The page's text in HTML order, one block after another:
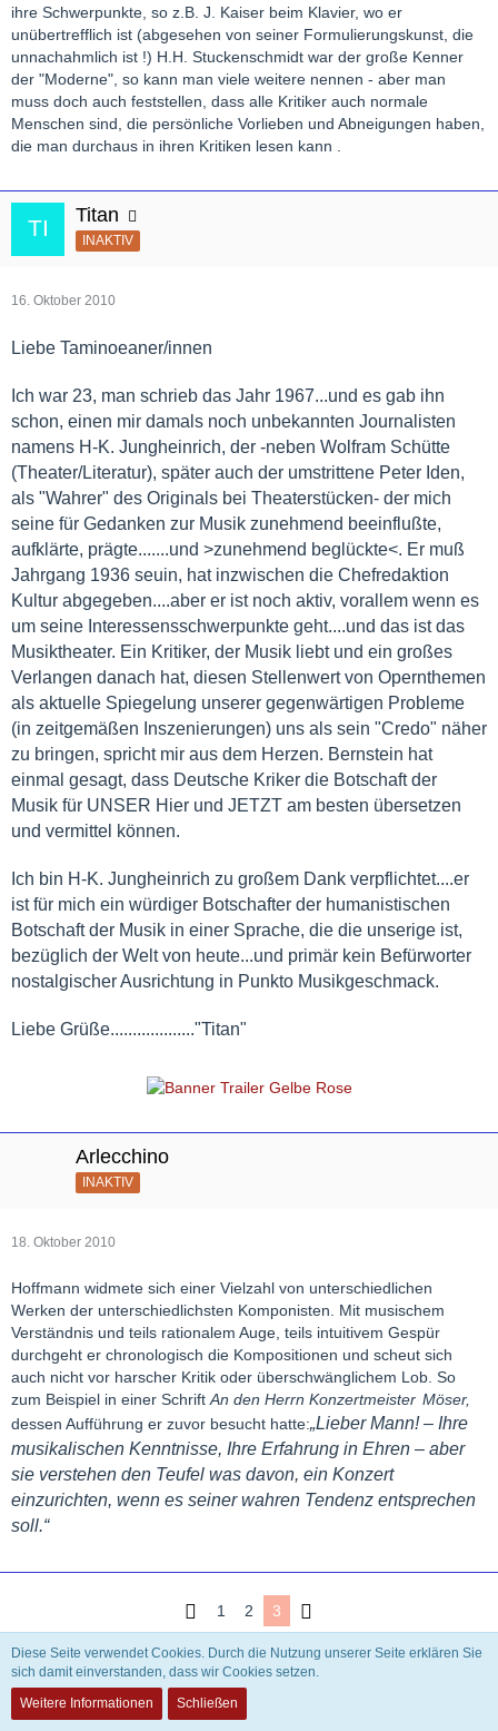
ihre Schwerpunkte, so z.B. J. Kaiser beim Klavier, wo er
unübertrefflich ist (abgesehen von seiner Formulierungskunst, die
unnachahmlich ist !) H.H. Stuckenschmidt war der große Kenner
der "Moderne", so kann man viele weitere nennen - aber man
muss doch auch feststellen, dass alle Kritiker auch normale
Menschen sind, die persönliche Vorlieben und Abneigungen haben,
die man durchaus in ihren Kritiken lesen kann .
Titan
INAKTIV
16. Oktober 2010
Liebe Taminoeaner/innen
Ich war 23, man schrieb das Jahr 1967...und es gab ihn
schon, einen mir damals noch unbekannten Journalisten
namens H-K. Jungheinrich, der -neben Wolfram Schütte
(Theater/Literatur), später auch der umstrittene Peter Iden,
als "Wahrer" des Originals bei Theaterstücken- der mich
seine für Gedanken zur Musik zunehmend beeinflußte,
aufklärte, prägte.......und >zunehmend beglückte<. Er muß
Jahrgang 1936 seuin, hat inzwischen die Chefredaktion
Kultur abgegeben....aber er ist noch aktiv, vorallem wenn es
um seine Interessensschwerpunkte geht....und das ist das
Musiktheater. Ein Kritiker, der Musik liebt und ein großes
Verlangen danach hat, diesen Stellenwert von Opernthemen
als aktuelle Spiegelung unserer gegenwärtigen Probleme
(in zeitgemäßen Inszenierungen) uns als sein "Credo" näher
zu bringen, spricht mir aus dem Herzen. Bernstein hat
einmal gesagt, dass Deutsche Kriker die Botschaft der
Musik für UNSER Hier und JETZT am besten übersetzen
und vermittel können.
Ich bin H-K. Jungheinrich zu großem Dank verpflichtet....er
ist für mich ein würdiger Botschafter der humanistischen
Botschaft der Musik in einer Sprache, die die unserige ist,
bezüglich der Welt von heute...und primär kein Befürworter
nostalgischer Ausrichtung in Punkto Musikgeschmack.
Liebe Grüße..................."Titan"
Arlecchino
INAKTIV
18. Oktober 2010
Hoffmann widmete sich einer Vielzahl von unterschiedlichen
Werken der unterschiedlichsten Komponisten. Mit musischem
Verständnis und teils rationalem Auge, teils intuitivem Gespür
durchgeht er chronologisch die Kompositionen und scheut sich
auch nicht vor harscher Kritik oder überschwänglichem Lob. So
zum Beispiel in einer SchriftAn den Herrn Konzertmeister Möser,
dessen Aufführung er zuvor besucht hatte:„Lieber Mann! – Ihre
musikalischen Kenntnisse, Ihre Erfahrung in Ehren – aber
sie verstehen den Teufel was davon, ein Konzert
einzurichten, wenn es seiner wahren Tendenz entsprechen
soll.“
1 2 3
Datenschutzerklärung Kontakt
Diese Seite verwendet Cookies. Durch die Nutzung unserer Seite erklären Sie
sich damit einverstanden, dass wir Cookies setzen.
Weitere Informationen
Schließen